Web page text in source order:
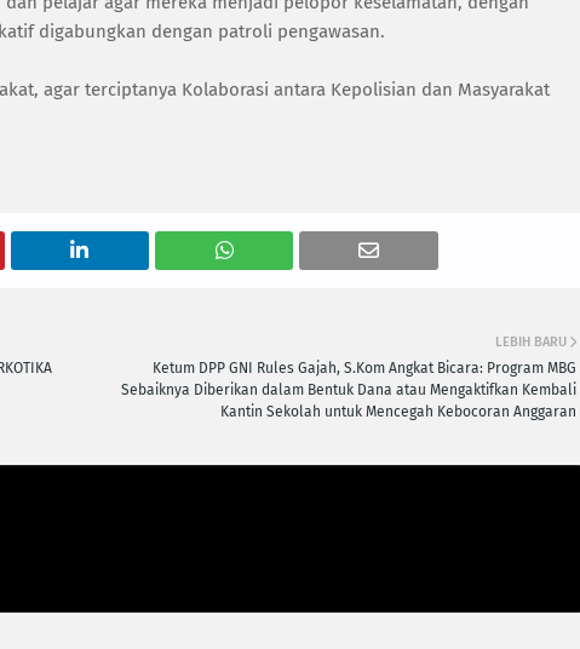
digabungkan dengan patroli pengawasan.
agar terciptanya Kolaborasi antara Kepolisian dan Masyarakat
LEBIH BARU
Ketum DPP GNI Rules Gajah, S.Kom Angkat Bicara: Program MBG
Sebaiknya Diberikan dalam Bentuk Dana atau Mengaktifkan Kembali
Kantin Sekolah untuk Mencegah Kebocoran Anggaran